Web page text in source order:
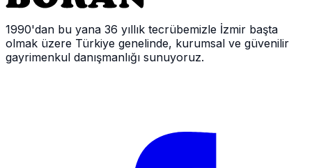
1990'dan bu yana 36 yıllık tecrübemizle İzmir başta
olmak üzere Türkiye genelinde, kurumsal ve güvenilir
gayrimenkul danışmanlığı sunuyoruz.